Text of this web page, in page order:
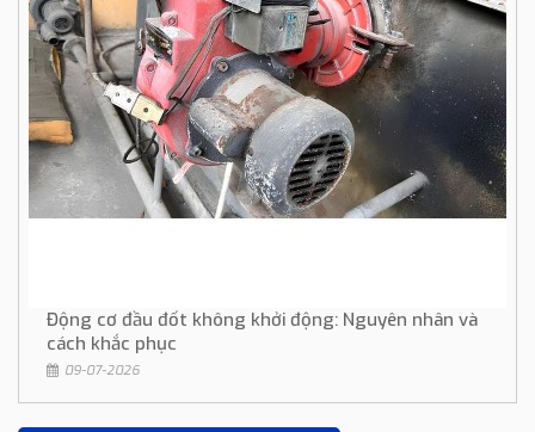
Động cơ đầu đốt không khởi động: Nguyên nhân và
cách khắc phục
09-07-2026